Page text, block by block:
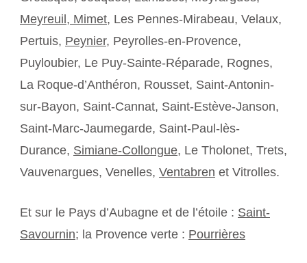
Meyreuil, Mimet, Les Pennes-Mirabeau, Velaux,
Pertuis, Peynier, Peyrolles-en-Provence,
Puyloubier, Le Puy-Sainte-Réparade, Rognes,
La Roque-d’Anthéron, Rousset, Saint-Antonin-
sur-Bayon, Saint-Cannat, Saint-Estève-Janson,
Saint-Marc-Jaumegarde, Saint-Paul-lès-
Durance, Simiane-Collongue, Le Tholonet, Trets,
Vauvenargues, Venelles, Ventabren et Vitrolles.
Et sur le Pays d’Aubagne et de l’étoile : Saint-
Savournin; la Provence verte : Pourrières